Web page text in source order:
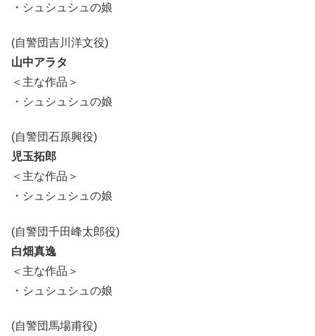
・シュシュシュの娘
(自警団吉川洋文役)
山中アラタ
＜主な作品＞
・シュシュシュの娘
(自警団石原興役)
児玉拓郎
＜主な作品＞
・シュシュシュの娘
(自警団千田峰太郎役)
白畑真逸
＜主な作品＞
・シュシュシュの娘
(自警団馬場甫役)